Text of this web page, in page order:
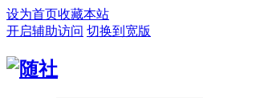
设为首页收藏本站
开启辅助访问 切换到宽版